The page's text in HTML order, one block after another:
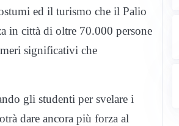
ed il turismo che il Palio
in città di oltre 70.000 persone
significativi che
gli studenti per svelare i
dare ancora più forza al